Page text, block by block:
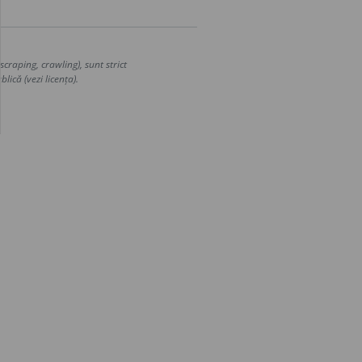
crawling), sunt strict
(vezi licența).